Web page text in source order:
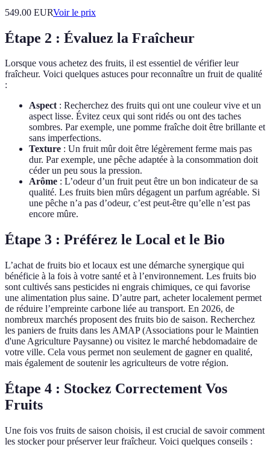
549.00 EURVoir le prix
Étape 2 : Évaluez la Fraîcheur
Lorsque vous achetez des fruits, il est essentiel de vérifier leur
fraîcheur. Voici quelques astuces pour reconnaître un fruit de qualité
:
Aspect: Recherchez des fruits qui ont une couleur vive et un
aspect lisse. Évitez ceux qui sont ridés ou ont des taches
sombres. Par exemple, une pomme fraîche doit être brillante et
sans imperfections.
Texture : Un fruit mûr doit être légèrement ferme mais pas
dur. Par exemple, une pêche adaptée à la consommation doit
céder un peu sous la pression.
Arôme : L’odeur d’un fruit peut être un bon indicateur de sa
qualité. Les fruits bien mûrs dégagent un parfum agréable. Si
une pêche n’a pas d’odeur, c’est peut-être qu’elle n’est pas
encore mûre.
Étape 3 : Préférez le Local et le Bio
L’achat de fruits bio et locaux est une démarche synergique qui
bénéficie à la fois à votre santé et à l’environnement. Les fruits bio
sont cultivés sans pesticides ni engrais chimiques, ce qui favorise
une alimentation plus saine. D’autre part, acheter localement permet
de réduire l’empreinte carbone liée au transport. En 2026, de
nombreux marchés proposent des fruits bio de saison. Recherchez
les paniers de fruits dans les AMAP (Associations pour le Maintien
d'une Agriculture Paysanne) ou visitez le marché hebdomadaire de
votre ville. Cela vous permet non seulement de gagner en qualité,
mais également de soutenir les agriculteurs de votre région.
Étape 4 : Stockez Correctement Vos
Fruits
Une fois vos fruits de saison choisis, il est crucial de savoir comment
les stocker pour préserver leur fraîcheur. Voici quelques conseils :